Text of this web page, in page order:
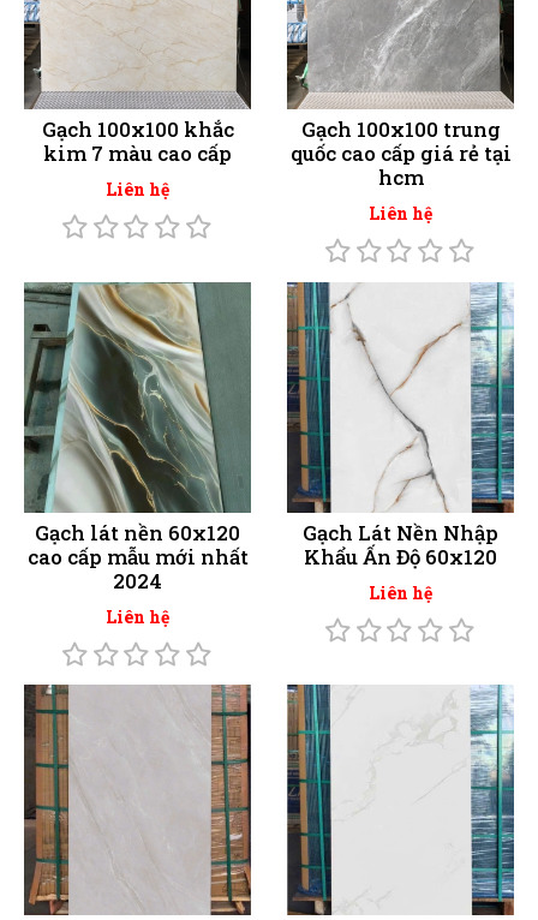
Gạch 100x100 khắc
kim 7 màu cao cấp
Liên hệ
Gạch 100x100 trung
quốc cao cấp giá rẻ tại
hcm
Liên hệ
Gạch lát nền 60x120
cao cấp mẫu mới nhất
2024
Liên hệ
Gạch Lát Nền Nhập
Khẩu Ấn Độ 60x120
Liên hệ